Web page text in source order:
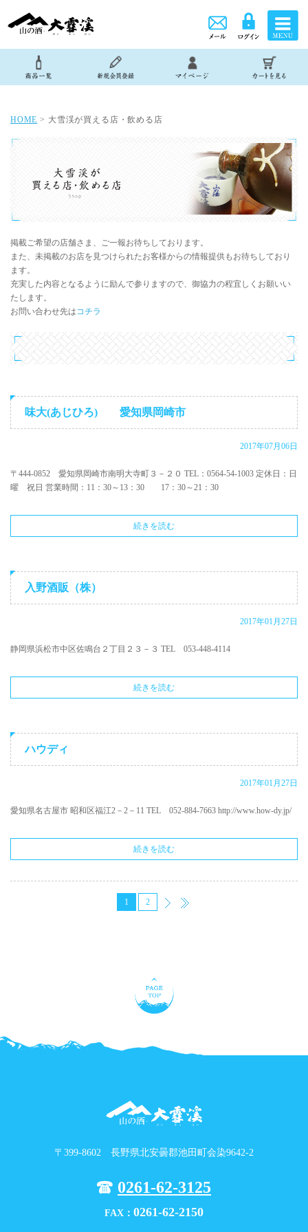
HOME > 大雪渓が買える店・飲める店
掲載ご希望の店舗さま、ご一報お待ちしております。
また、未掲載のお店を見つけられたお客様からの情報提供もお待ちしており
ます。
充実した内容となるように励んで参りますので、御協力の程宜しくお願いい
たします。
お問い合わせ先はコチラ
味大(あじひろ) 愛知県岡崎市
2017年07月06日
〒444-0852 愛知県岡崎市南明大寺町３－２０ TEL：0564-54-1003 定休日：日
曜 祝日 営業時間：11：30～13：30 17：30～21：30
続きを読む
入野酒販（株）
2017年01月27日
静岡県浜松市中区佐鳴台２丁目２３－３ TEL 053-448-4114
続きを読む
ハウディ
2017年01月27日
愛知県名古屋市 昭和区福江2－2－11 TEL 052-884-7663 http://www.how-dy.jp/
続きを読む
1 2
〒399-8602 長野県北安曇郡池田町会染9642-2
0261-62-3125
FAX： 0261-62-2150